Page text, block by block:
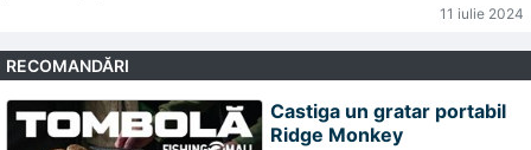
11 iulie 2024
RECOMANDĂRI
Castiga un gratar portabil
Ridge Monkey